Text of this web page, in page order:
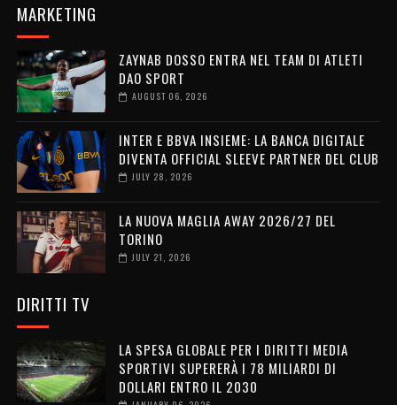
MARKETING
ZAYNAB DOSSO ENTRA NEL TEAM DI ATLETI
DAO SPORT
AUGUST 06, 2026
INTER E BBVA INSIEME: LA BANCA DIGITALE
DIVENTA OFFICIAL SLEEVE PARTNER DEL CLUB
JULY 28, 2026
LA NUOVA MAGLIA AWAY 2026/27 DEL
TORINO
JULY 21, 2026
DIRITTI TV
LA SPESA GLOBALE PER I DIRITTI MEDIA
SPORTIVI SUPERERÀ I 78 MILIARDI DI
DOLLARI ENTRO IL 2030